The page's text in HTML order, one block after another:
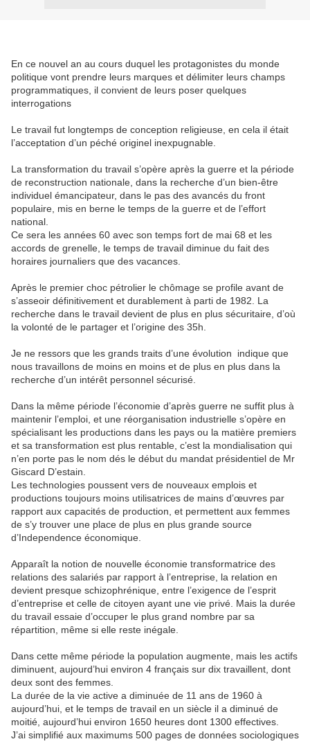
En ce nouvel an au cours duquel les protagonistes du monde
politique vont prendre leurs marques et délimiter leurs champs
programmatiques, il convient de leurs poser quelques
interrogations
Le travail fut longtemps de conception religieuse, en cela il était
l’acceptation d’un péché originel inexpugnable.
La transformation du travail s’opère après la guerre et la période
de reconstruction nationale, dans la recherche d’un bien-être
individuel émancipateur, dans le pas des avancés du front
populaire, mis en berne le temps de la guerre et de l’effort
national.
Ce sera les années 60 avec son temps fort de mai 68 et les
accords de grenelle, le temps de travail diminue du fait des
horaires journaliers que des vacances.
Après le premier choc pétrolier le chômage se profile avant de
s’asseoir définitivement et durablement à parti de 1982. La
recherche dans le travail devient de plus en plus sécuritaire, d’où
la volonté de le partager et l’origine des 35h.
Je ne ressors que les grands traits d’une évolution indique que
nous travaillons de moins en moins et de plus en plus dans la
recherche d’un intérêt personnel sécurisé.
Dans la même période l’économie d’après guerre ne suffit plus à
maintenir l’emploi, et une réorganisation industrielle s’opère en
spécialisant les productions dans les pays ou la matière premiers
et sa transformation est plus rentable, c’est la mondialisation qui
n’en porte pas le nom dés le début du mandat présidentiel de Mr
Giscard D’estain.
Les technologies poussent vers de nouveaux emplois et
productions toujours moins utilisatrices de mains d’œuvres par
rapport aux capacités de production, et permettent aux femmes
de s’y trouver une place de plus en plus grande source
d’Independence économique.
Apparaît la notion de nouvelle économie transformatrice des
relations des salariés par rapport à l’entreprise, la relation en
devient presque schizophrénique, entre l’exigence de l’esprit
d’entreprise et celle de citoyen ayant une vie privé. Mais la durée
du travail essaie d’occuper le plus grand nombre par sa
répartition, même si elle reste inégale.
Dans cette même période la population augmente, mais les actifs
diminuent, aujourd’hui environ 4 français sur dix travaillent, dont
deux sont des femmes.
La durée de la vie active a diminuée de 11 ans de 1960 à
aujourd’hui, et le temps de travail en un siècle il a diminué de
moitié, aujourd’hui environ 1650 heures dont 1300 effectives.
J’ai simplifié aux maximums 500 pages de données sociologiques